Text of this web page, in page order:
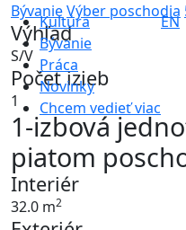
Kultúra
Bývanie
Práca
Novinky
Chcem vedieť viac
EN
BývanieVýber poschodia
Výhľad
S/V
Počet izieb
1
1-izbová
piatom
Interiér
32.0 m2